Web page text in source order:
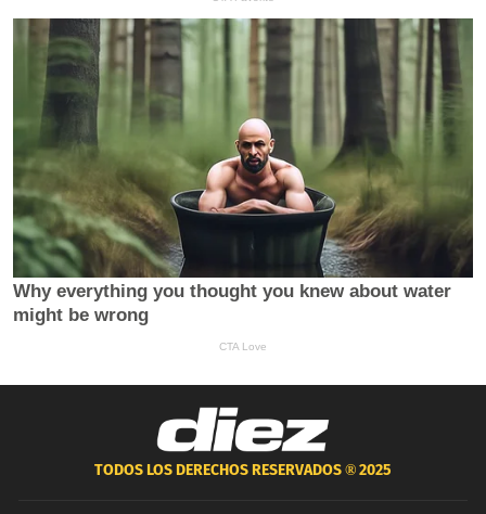
TODOS LOS DERECHOS RESERVADOS ®2025